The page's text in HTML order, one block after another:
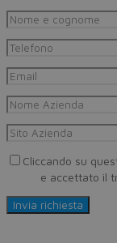
Cliccando su
e accettato il